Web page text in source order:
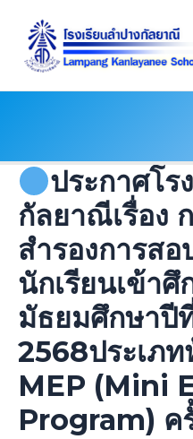
Content
ประกาศโร
กัลยาณีเรื่อง
สำรองการสอ
นักเรียนเข้า
มัธยมศึกษาปี
2568ประเภท
MEP (Mini
Program) ค
Navigation